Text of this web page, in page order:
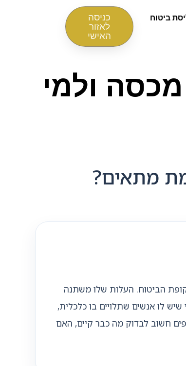
ביטוח
כניסה
לאזור
האישי
ולמי
מתאים?
הביטוח. העלות שלו משתנה
לו אנשים שתלויים בו כלכלית,
חשוב לבדוק מה כבר קיים, האם